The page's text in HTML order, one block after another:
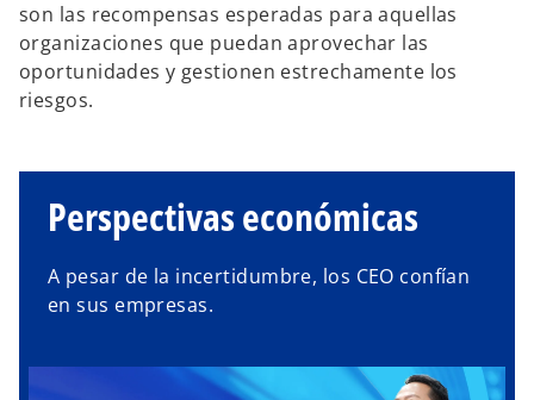
son las recompensas esperadas para aquellas
organizaciones que puedan aprovechar las
oportunidades y gestionen estrechamente los
riesgos.
Perspectivas económicas
A pesar de la incertidumbre, los CEO confían
en sus empresas.